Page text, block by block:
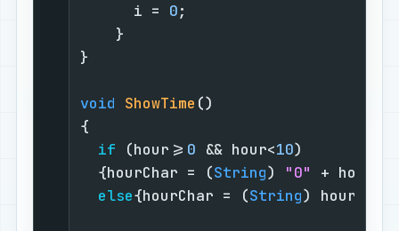
      i =
0
void ShowTime ()
if (hour>= 0 && hour<10
  {hourChar = (
String) "0"
+
else{hourChar = (String)